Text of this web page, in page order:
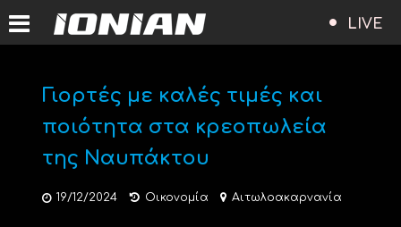
LIVE
Γιορτές με καλές τιμές και
ποιότητα στα κρεοπωλεία
της Ναυπάκτου
19/12/2024 Οικονομία Αιτωλοακαρνανία